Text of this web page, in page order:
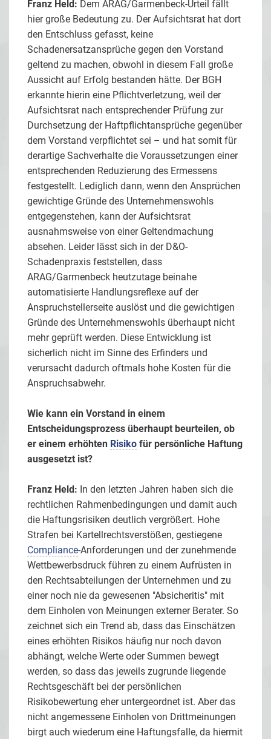
Franz Held: Dem ARAG/Garmenbeck-Urteil fällt
hier große Bedeutung zu. Der Aufsichtsrat hat dort
den Entschluss gefasst, keine
Schadenersatzansprüche gegen den Vorstand
geltend zu machen, obwohl in diesem Fall große
Aussicht auf Erfolg bestanden hätte. Der BGH
erkannte hierin eine Pflichtverletzung, weil der
Aufsichtsrat nach entsprechender Prüfung zur
Durchsetzung der Haftpflichtansprüche gegenüber
dem Vorstand verpflichtet sei – und hat somit für
derartige Sachverhalte die Voraussetzungen einer
entsprechenden Reduzierung des Ermessens
festgestellt. Lediglich dann, wenn den Ansprüchen
gewichtige Gründe des Unternehmenswohls
entgegenstehen, kann der Aufsichtsrat
ausnahmsweise von einer Geltendmachung
absehen. Leider lässt sich in der D&O-
Schadenpraxis feststellen, dass
ARAG/Garmenbeck heutzutage beinahe
automatisierte Handlungsreflexe auf der
Anspruchstellerseite auslöst und die gewichtigen
Gründe des Unternehmenswohls überhaupt nicht
mehr geprüft werden. Diese Entwicklung ist
sicherlich nicht im Sinne des Erfinders und
verursacht dadurch oftmals hohe Kosten für die
Anspruchsabwehr.
Wie kann ein Vorstand in einem
Entscheidungsprozess überhaupt beurteilen, ob
er einem erhöhten Risiko für persönliche Haftung
ausgesetzt ist?
Franz Held: In den letzten Jahren haben sich die
rechtlichen Rahmenbedingungen und damit auch
die Haftungsrisiken deutlich vergrößert. Hohe
Strafen bei Kartellrechtsverstößen, gestiegene
Compliance-Anforderungen und der zunehmende
Wettbewerbsdruck führen zu einem Aufrüsten in
den Rechtsabteilungen der Unternehmen und zu
einer noch nie da gewesenen "Absicheritis" mit
dem Einholen von Meinungen externer Berater. So
zeichnet sich ein Trend ab, dass das Einschätzen
eines erhöhten Risikos häufig nur noch davon
abhängt, welche Werte oder Summen bewegt
werden, so dass das jeweils zugrunde liegende
Rechtsgeschäft bei der persönlichen
Risikobewertung eher untergeordnet ist. Aber das
nicht angemessene Einholen von Drittmeinungen
birgt auch wiederum eine Haftungsfalle, da hiermit